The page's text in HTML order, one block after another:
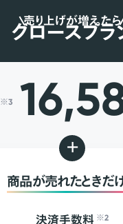
売り上げが増えたら
グロースプラ
※3
+
商品が売れたときだ
決済手数料 ※2